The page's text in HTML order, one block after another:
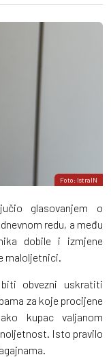
Foto: IstraIN
glasovanjem o
redu, a među
dobile i izmjene
maloljetnici.
obvezni uskratiti
za koje procijene
kupac valjanom
Isto pravilo